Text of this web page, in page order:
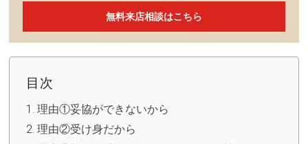
無料来店相談はこちら
目次
理由①妥協ができないから
理由②受け身だから